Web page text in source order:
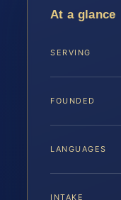
At a glance
SERVING
FOUNDED
LANGUAGES
INTAKE